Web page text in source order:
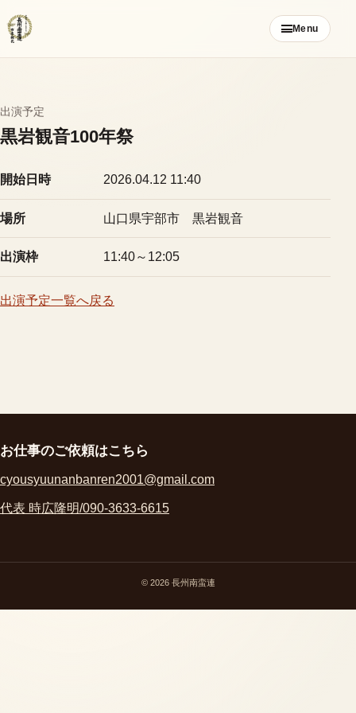
ン
テ
へ
ス
ッ
プ
Menu
ご挨拶
ブログ
メンバー募集
カレンダー
出演予定
黒岩観音100年祭
開始日時 2026.04.12 11:40
場所 山口県宇部市 黒岩観音
出演枠 11:40～12:05
出演予定一覧へ戻る
お仕事のご依頼はこちら
cyousyuunanbanren2001@gmail.com
代表 時広隆明/090-3633-6615
© 2026 長州南蛮連